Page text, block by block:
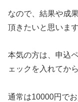
なので、結果や成
頂きたいと思います
本気の方は、申込
ェックを入れてか
通常は10000円で